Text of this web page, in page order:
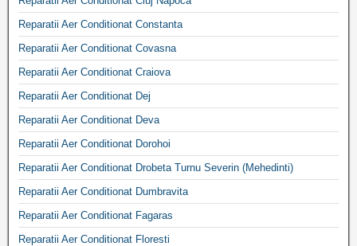
Reparatii Aer Conditionat Constanta
Reparatii Aer Conditionat Covasna
Reparatii Aer Conditionat Craiova
Reparatii Aer Conditionat Dej
Reparatii Aer Conditionat Deva
Reparatii Aer Conditionat Dorohoi
Reparatii Aer Conditionat Drobeta Turnu Severin (Mehedinti)
Reparatii Aer Conditionat Dumbravita
Reparatii Aer Conditionat Fagaras
Reparatii Aer Conditionat Floresti